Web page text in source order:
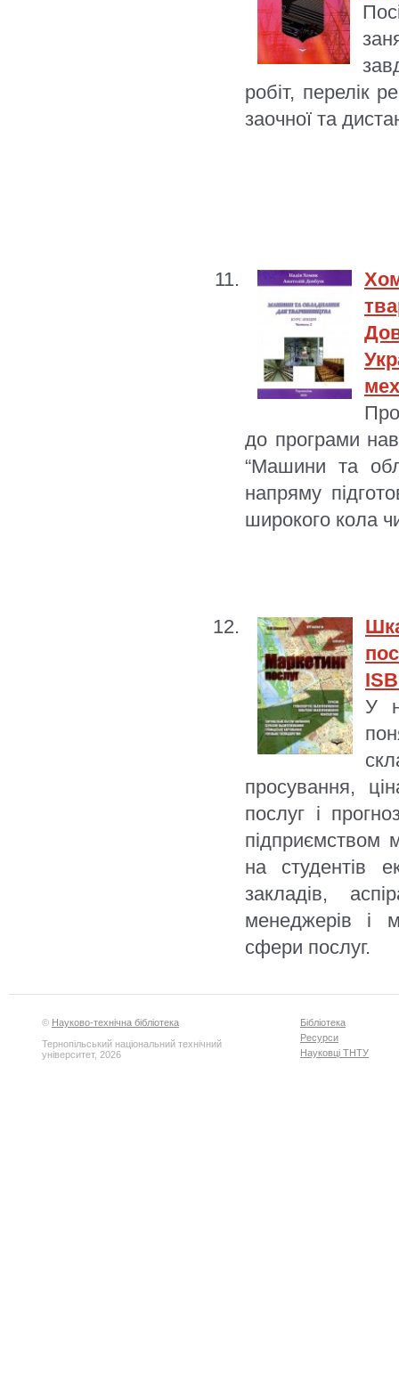
робіт, перелік
заочної та
до програми
“Машини та
напряму
широкого кола
У
просування,
послуг і
підприємством
на студентів
закладів,
менеджерів і
сфери послуг.
© Науково-технічна бібліотека
Тернопільський національний технічний
університет, 2026
Бібліотека
Ресурси
Науковці ТНТУ